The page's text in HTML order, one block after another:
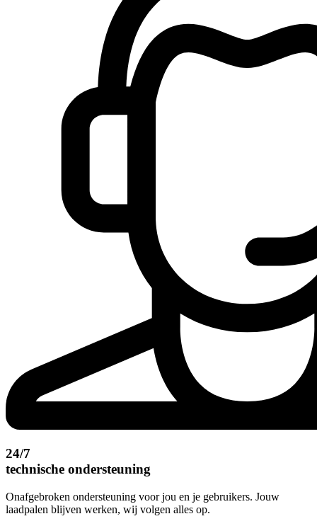
24/7
technische ondersteuning
Onafgebroken ondersteuning voor jou en je gebruikers. Jouw
laadpalen blijven werken, wij volgen alles op.